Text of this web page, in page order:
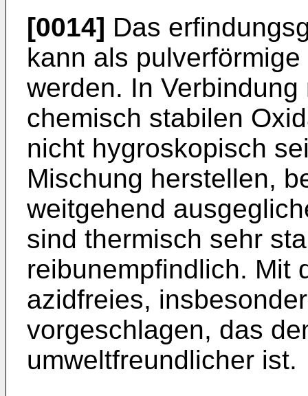
[0014] Das
kann als
werden. In
chemisch stabilen
nicht hygroskopisch
Mischung herstellen,
weitgehend
sind thermisch sehr
reibunempfindlich. Mit
azidfreies,
vorgeschlagen, das
umweltfreundlicher ist.